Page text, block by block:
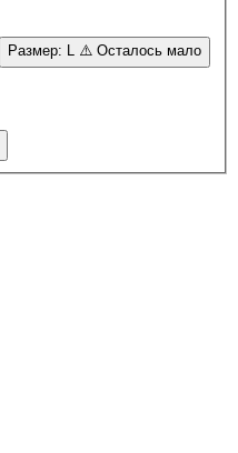
Размер: L ⚠️ Осталось мало